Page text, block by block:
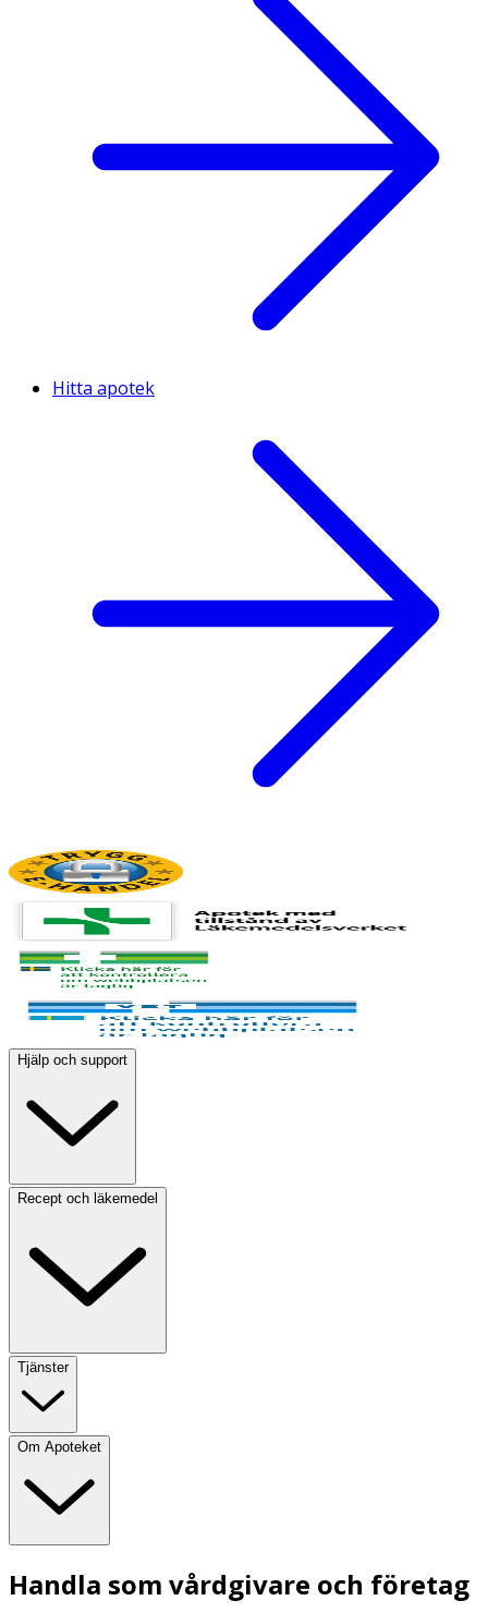
Hitta apotek
Hjälp och support
Recept och läkemedel
Tjänster
Om Apoteket
Handla som vårdgivare och företag